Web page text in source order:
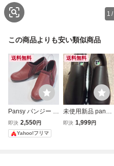
1 /
この商品よりも安い類似商品
送料無料
Pansy パンジー コ
ンフォートシュー
ズ スリッポン ボ
ルドー 23.0cm 3E
即決 2,550円
Yahoo!フリマ
送料無料
未使用新品 pansy
パンジー シューズ
即決 1,999円